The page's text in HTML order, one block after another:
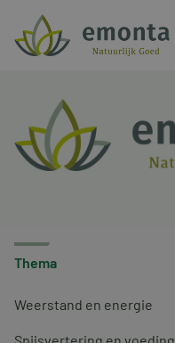
Ga naar de inhoud
Thema
Weerstand en energie
Spijsvertering en voeding